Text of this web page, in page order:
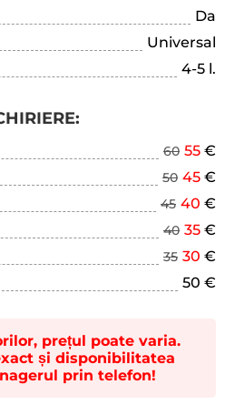
Da
Universal
4-5 l.
60 55 €
50 45 €
45 40 €
40 35 €
35 30 €
50 €
prețul poate varia.
și disponibilitatea
prin telefon!